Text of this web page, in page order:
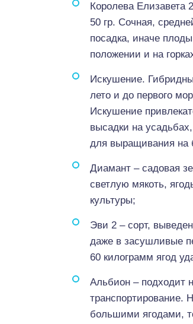
Королева Елизавета
50 гр. Сочная,
посадка, иначе
положении и на
Искушение.
лето и до первого
Искушение
высадки на
для выращивания на
Диамант – садовая
светлую мякоть,
культуры;
Эви 2 – сорт,
даже в засушливые
60 килограмм ягод
Альбион – подходит
транспортирование.
большими ягодами,